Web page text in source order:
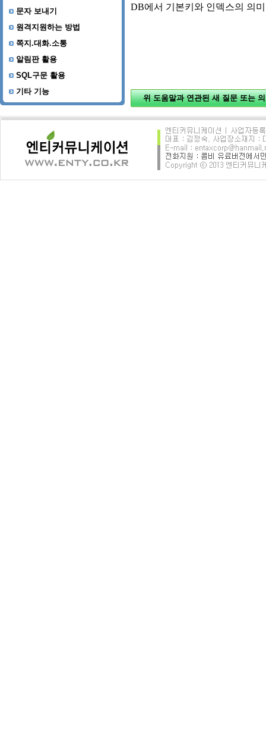
문자 보내기
원격지원하는 방법
쪽지.대화.소통
알림판 활용
SQL구문 활용
기타 기능
위 도움말과 연관된 새 질문 또는